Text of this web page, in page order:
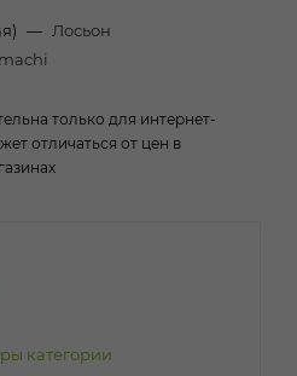
— Лосьон
только для интернет-
отличаться от цен в
категории